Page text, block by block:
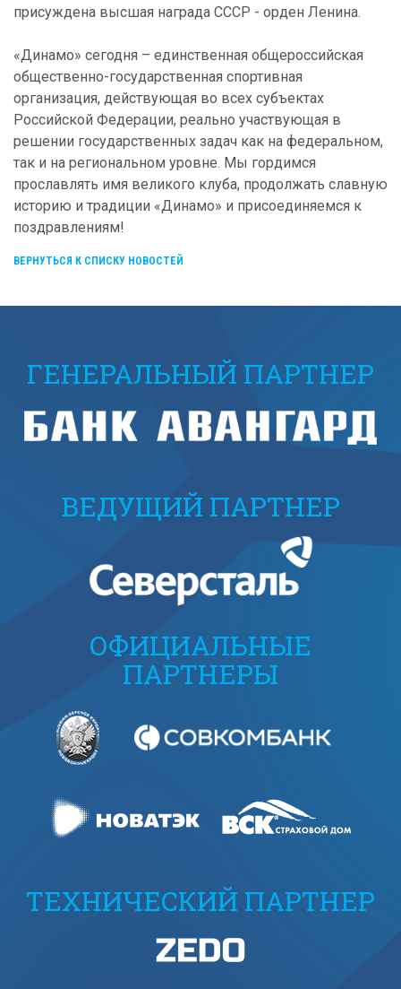
присуждена высшая награда СССР - орден Ленина.
«Динамо» сегодня – единственная общероссийская
общественно-государственная спортивная
организация, действующая во всех субъектах
Российской Федерации, реально участвующая в
решении государственных задач как на федеральном,
так и на региональном уровне. Мы гордимся
прославлять имя великого клуба, продолжать славную
историю и традиции «Динамо» и присоединяемся к
поздравлениям!
ВЕРНУТЬСЯ К СПИСКУ НОВОСТЕЙ
ГЕНЕРАЛЬНЫЙ ПАРТНЕР
ВЕДУЩИЙ ПАРТНЕР
ОФИЦИАЛЬНЫЕ
ПАРТНЕРЫ
ТЕХНИЧЕСКИЙ ПАРТНЕР